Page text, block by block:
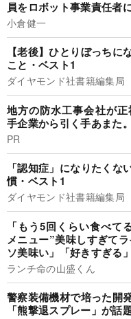
員をロボット事業責任者
小倉健一
【老後】ひとりぼっちに
こと・ベスト1
ダイヤモンド社書籍編集局
地方の防水工事会社が
手企業から引く手あまた
PR
「認知症」になりたくな
慣・ベスト1
ダイヤモンド社書籍編集局
「もう5回くらい食べ
メニュー”美味しすぎて
ソ美味い」「好きすぎる
ランチ命の山盛くん
警察装備機材で培った開
「熊撃退スプレー」が話